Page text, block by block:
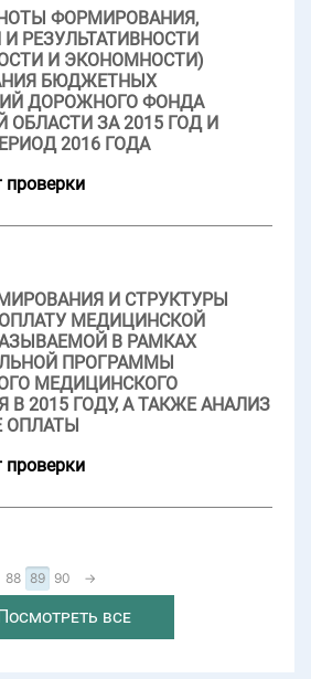
ФОРМИРОВАНИЯ,
РЕЗУЛЬТАТИВНОСТИ
И ЭКОНОМНОСТИ)
БЮДЖЕТНЫХ
ДОРОЖНОГО ФОНДА
ЗА 2015 ГОД И
2016 ГОДА
проверки
И СТРУКТУРЫ
МЕДИЦИНСКОЙ
В РАМКАХ
ПРОГРАММЫ
МЕДИЦИНСКОГО
В 2015 ГОДУ, А ТАКЖЕ АНАЛИЗ
ОПЛАТЫ
проверки
88 89 90 →
все